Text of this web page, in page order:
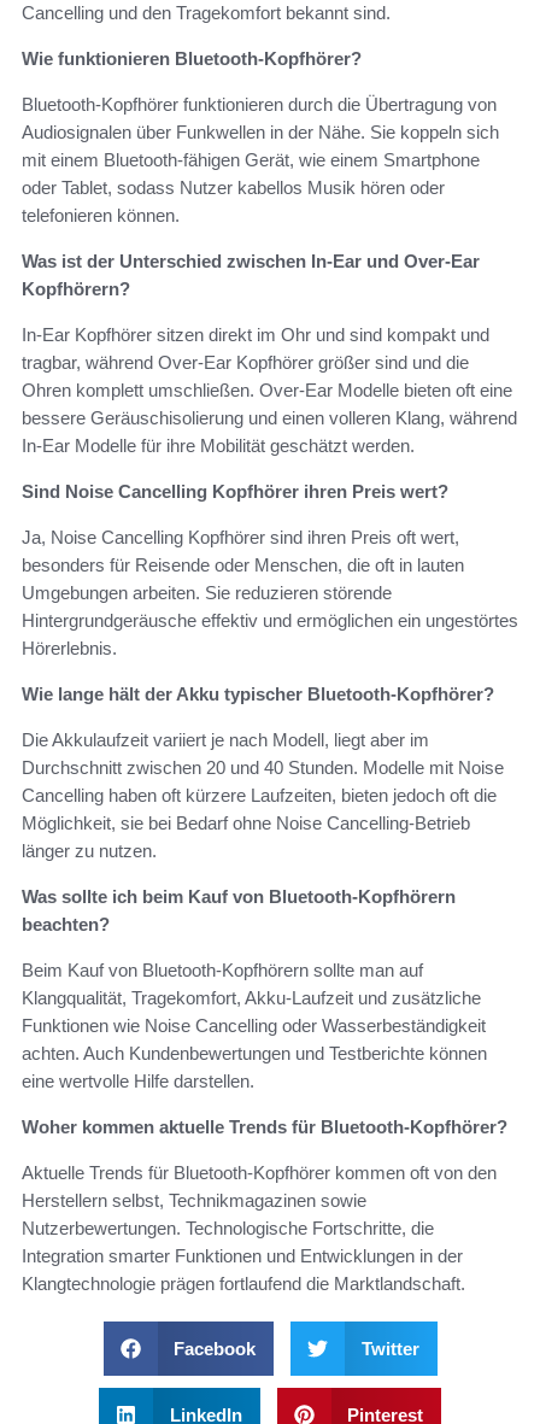
Cancelling und den Tragekomfort bekannt sind.
Wie funktionieren Bluetooth-Kopfhörer?
Bluetooth-Kopfhörer funktionieren durch die Übertragung von
Audiosignalen über Funkwellen in der Nähe. Sie koppeln sich
mit einem Bluetooth-fähigen Gerät, wie einem Smartphone
oder Tablet, sodass Nutzer kabellos Musik hören oder
telefonieren können.
Was ist der Unterschied zwischen In-Ear und Over-Ear
Kopfhörern?
In-Ear Kopfhörer sitzen direkt im Ohr und sind kompakt und
tragbar, während Over-Ear Kopfhörer größer sind und die
Ohren komplett umschließen. Over-Ear Modelle bieten oft eine
bessere Geräuschisolierung und einen volleren Klang, während
In-Ear Modelle für ihre Mobilität geschätzt werden.
Sind Noise Cancelling Kopfhörer ihren Preis wert?
Ja, Noise Cancelling Kopfhörer sind ihren Preis oft wert,
besonders für Reisende oder Menschen, die oft in lauten
Umgebungen arbeiten. Sie reduzieren störende
Hintergrundgeräusche effektiv und ermöglichen ein ungestörtes
Hörerlebnis.
Wie lange hält der Akku typischer Bluetooth-Kopfhörer?
Die Akkulaufzeit variiert je nach Modell, liegt aber im
Durchschnitt zwischen 20 und 40 Stunden. Modelle mit Noise
Cancelling haben oft kürzere Laufzeiten, bieten jedoch oft die
Möglichkeit, sie bei Bedarf ohne Noise Cancelling-Betrieb
länger zu nutzen.
Was sollte ich beim Kauf von Bluetooth-Kopfhörern
beachten?
Beim Kauf von Bluetooth-Kopfhörern sollte man auf
Klangqualität, Tragekomfort, Akku-Laufzeit und zusätzliche
Funktionen wie Noise Cancelling oder Wasserbeständigkeit
achten. Auch Kundenbewertungen und Testberichte können
eine wertvolle Hilfe darstellen.
Woher kommen aktuelle Trends für Bluetooth-Kopfhörer?
Aktuelle Trends für Bluetooth-Kopfhörer kommen oft von den
Herstellern selbst, Technikmagazinen sowie
Nutzerbewertungen. Technologische Fortschritte, die
Integration smarter Funktionen und Entwicklungen in der
Klangtechnologie prägen fortlaufend die Marktlandschaft.
Facebook Twitter
LinkedIn Pinterest